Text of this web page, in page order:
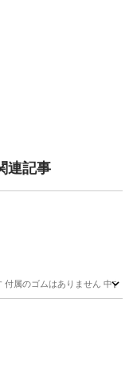
連記事
属のゴムはありません 中